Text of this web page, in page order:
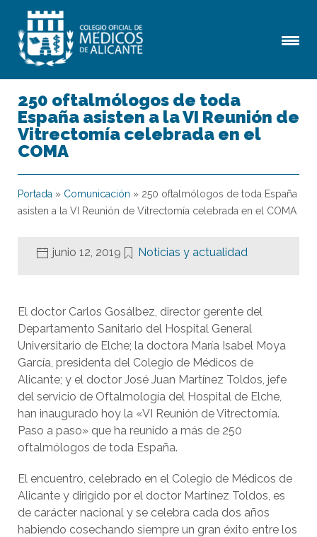
250 oftalmólogos de toda
España asisten a la VI Reunión de
Vitrectomía celebrada en el
COMA
Portada » Comunicación » 250 oftalmólogos de toda España
asisten a la VI Reunión de Vitrectomía celebrada en el COMA
junio 12, 2019 Noticias y actualidad
El doctor Carlos Gosálbez, director gerente del
Departamento Sanitario del Hospital General
Universitario de Elche; la doctora María Isabel Moya
García, presidenta del Colegio de Médicos de
Alicante; y el doctor José Juan Martínez Toldos, jefe
del servicio de Oftalmología del Hospital de Elche,
han inaugurado hoy la «VI Reunión de Vitrectomía.
Paso a paso» que ha reunido a más de 250
oftalmólogos de toda España.
El encuentro, celebrado en el Colegio de Médicos de
Alicante y dirigido por el doctor Martínez Toldos, es
de carácter nacional y se celebra cada dos años
habiendo cosechando siempre un gran éxito entre los